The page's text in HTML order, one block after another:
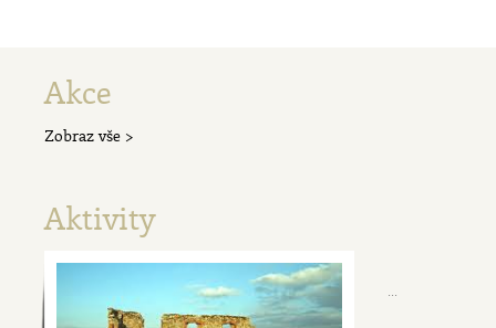
Akce
Zobraz vše >
Aktivity
...